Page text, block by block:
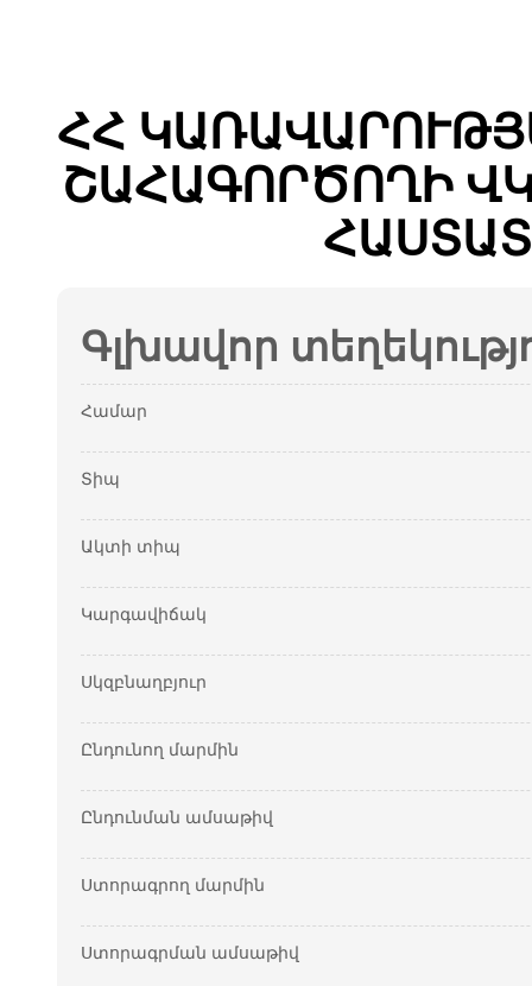
ՀՀ
ՇԱՀԱԳՈՐԾՈՂԻ
Գլխավոր
Համար
Տիպ
Ակտի տիպ
Կարգավիճակ
Սկզբնաղբյուր
Ընդունող մարմին
Ընդունման ամսաթիվ
Ստորագրող մարմին
Ստորագրման ամսաթիվ